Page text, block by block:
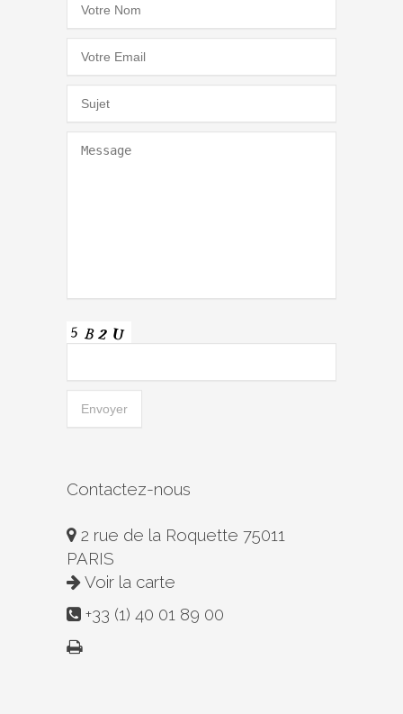
Contactez-nous
2 rue de la Roquette 75011
PARIS
Voir la carte
+33 (1) 40 01 89 00